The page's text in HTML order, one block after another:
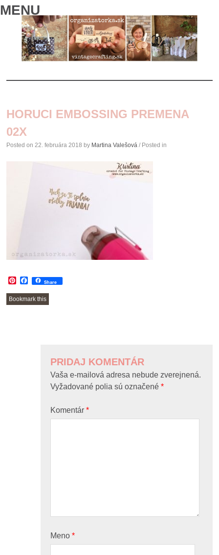
MENU
CONTENT
HORUCI EMBOSSING PREMENA
02X
Posted on 22. februára 2018 by Martina Valešová / Posted in
Pinterest
Facebook
Share
Bookmark this
PRIDAJ KOMENTÁR
Vaša e-mailová adresa nebude zverejnená.
Vyžadované polia sú označené*
Komentár*
Meno*